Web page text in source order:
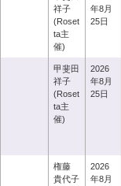
祥子
(Roset
ta主
催)
年8月
25日
甲斐田
祥子
(Roset
ta主
催)
2026
年8月
25日
権藤
貴代子
2026
年8月